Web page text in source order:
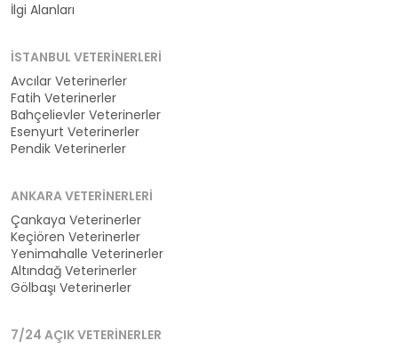
İlgi Alanları
İSTANBUL VETERINERLERI
Avcılar Veterinerler
Fatih Veterinerler
Bahçelievler Veterinerler
Esenyurt Veterinerler
Pendik Veterinerler
ANKARA VETERINERLERI
Çankaya Veterinerler
Keçiören Veterinerler
Yenimahalle Veterinerler
Altındağ Veterinerler
Gölbaşı Veterinerler
7/24 AÇIK VETERINERLER